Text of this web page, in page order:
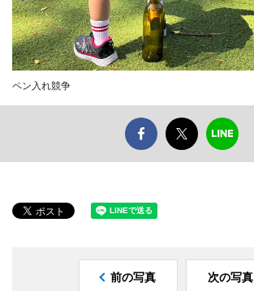
ペン入れ競争
前の写真 次の写真